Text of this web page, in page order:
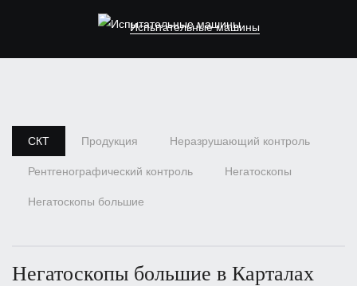
Испытательные машины
СКТ Продукция Неразрушающий контроль
Рентгенографический контроль Негатоскопы
Негатоскопы большие
Негатоскопы большие в Карталах